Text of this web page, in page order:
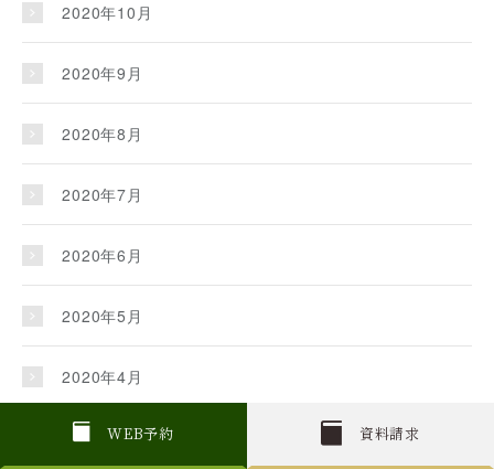
W EB予約 資料請求
2020年10月
2020年9月
2020年8月
2020年7月
2020年6月
2020年5月
2020年4月
2020年3月